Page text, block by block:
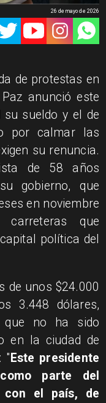
26 de mayo de 2026
de protestas en
anunció este
su sueldo y el de
por calmar las
su renuncia.
de 58 años
gobierno, que
en noviembre
carreteras que
política del
de unos $24.000
3.448 dólares,
que no ha sido
en la ciudad de
" Este presidente
parte del
con el país, de